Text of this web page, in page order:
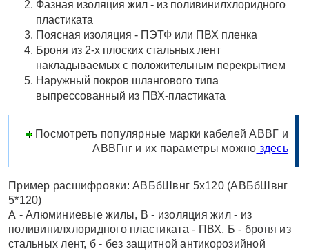
Фазная изоляция жил - из поливинилхлоридного
пластиката
Поясная изоляция - ПЭТФ или ПВХ пленка
Броня из 2-х плоских стальных лент
накладываемых с положительным перекрытием
Наружный покров шлангового типа
выпрессованный из ПВХ-пластиката
Посмотреть популярные марки кабелей АВВГ и
АВВГнг и их параметры можно здесь
Пример расшифровки: АВБбШвнг 5x120 (АВБбШвнг
5*120)
А - Алюминиевые жилы, В - изоляция жил - из
поливинилхлоридного пластиката - ПВХ, Б - броня из
стальных лент, б - без защитной антикорозийной